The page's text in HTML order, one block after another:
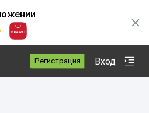
Регистрация Вход